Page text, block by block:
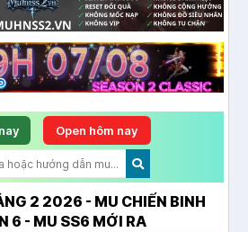
Open hôm nay
2 2026 - MU CHIẾN BINH
6 - MU SS6 MỚI RA